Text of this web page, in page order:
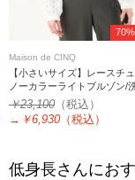
Maison de CINQ
【小さいサイズ】レースチ
ノーカラーライトブルゾン/
￥23,100 （税込）
→ ￥6,930 （税込）
低身長さんにお